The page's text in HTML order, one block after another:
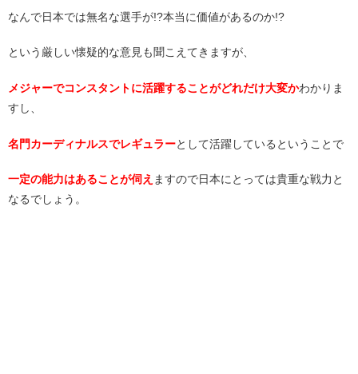
なんで日本では無名な選手が!?本当に価値があるのか!?
という厳しい懐疑的な意見も聞こえてきますが、
メジャーでコンスタントに活躍することがどれだけ大変かわかりま
すし、
名門カーディナルスでレギュラーとして活躍しているということで
一定の能力はあることが伺え ますので日本にとっては貴重な戦力と
なるでしょう。